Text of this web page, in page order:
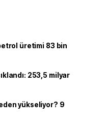
üretimi 83 bin
253,5 milyar
yükseliyor? 9